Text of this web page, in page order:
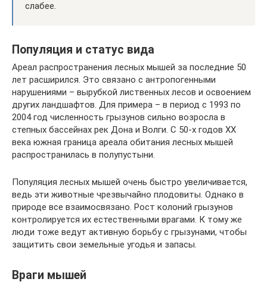
слабее.
Популяция и статус вида
Ареал распространения лесных мышей за последние 50
лет расширился. Это связано с антропогенными
нарушениями – вырубкой лиственных лесов и освоением
других ландшафтов. Для примера – в период с 1993 по
2004 год численность грызунов сильно возросла в
степных бассейнах рек Дона и Волги. С 50-х годов ХХ
века южная граница ареала обитания лесных мышей
распространилась в полупустыни.
Популяция лесных мышей очень быстро увеличивается,
ведь эти животные чрезвычайно плодовиты. Однако в
природе все взаимосвязано. Рост колоний грызунов
контролируется их естественными врагами. К тому же
люди тоже ведут активную борьбу с грызунами, чтобы
защитить свои земельные угодья и запасы.
Враги мышей